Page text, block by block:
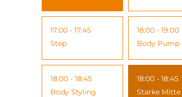
17:00 - 17:45
Step
18:00 - 18:45
Body Styling
18:00 - 19:00
Body Pump
18:00 - 18:45
Starke Mitte